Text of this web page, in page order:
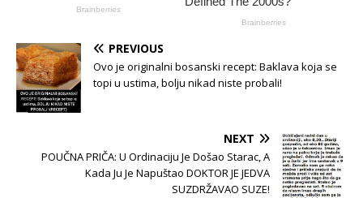
PREVIOUS
Ovo je originalni bosanski recept: Baklava koja se
topi u ustima, bolju nikad niste probali!
NEXT
POUČNA PRIČA: U Ordinaciju Je Došao Starac, A
Kada Ju Je Napuštao DOKTOR JE JEDVA
SUZDRŽAVAO SUZE!